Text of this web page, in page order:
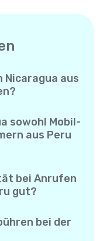
Nicaragua aus
Sie einfach
– keine
sowohl Mobil-
aus Peru
nach
bei Anrufen
gut?
Ihre Gespräche
bei der